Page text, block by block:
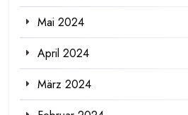
Mai 2024
April 2024
März 2024